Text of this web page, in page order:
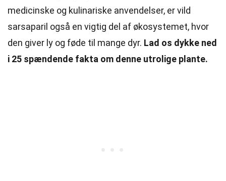
medicinske og kulinariske anvendelser, er vild
sarsaparil også en vigtig del af økosystemet, hvor
den giver ly og føde til mange dyr. Lad os dykke ned
i 25 spændende fakta om denne utrolige plante.